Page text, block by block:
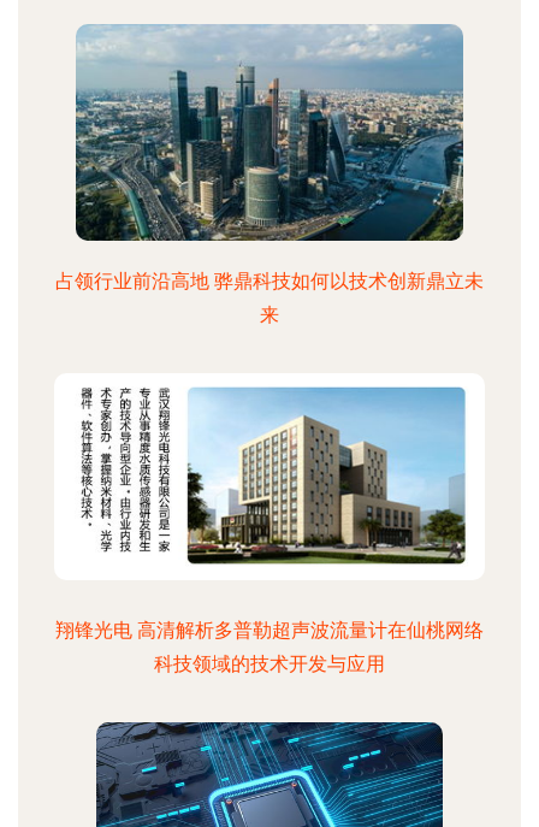
占领行业前沿高地 骅鼎科技如何以技术创新鼎立未
来
翔锋光电 高清解析多普勒超声波流量计在仙桃网络
科技领域的技术开发与应用